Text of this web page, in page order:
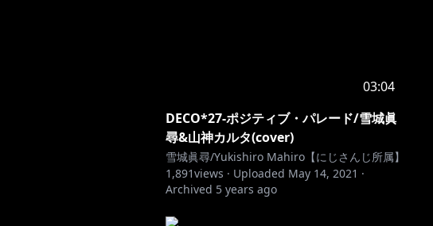
03:04
DECO*27-ポジティブ・パレード/雪城眞
尋&山神カルタ(cover)
雪城眞尋/Yukishiro Mahiro【にじさんじ所属】
1,891views · Uploaded May 14, 2021 ·
Archived 5 years ago